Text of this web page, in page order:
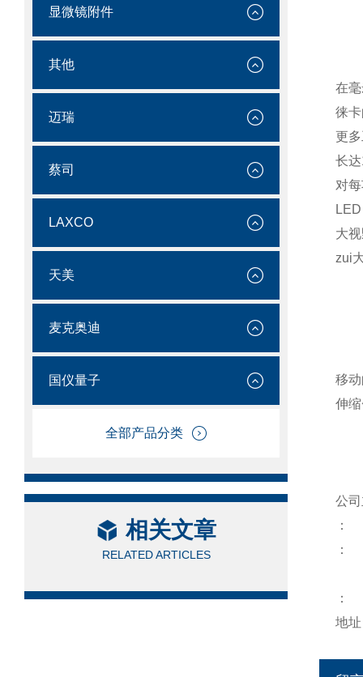
显微镜附件
其他
迈瑞
蔡司
LAXCO
天美
麦克奥迪
国仪量子
全部产品分类
相关文章
RELATED ARTICLES
在
徕
更
长
对
大
zui
移
伸
公
：
：
：
地